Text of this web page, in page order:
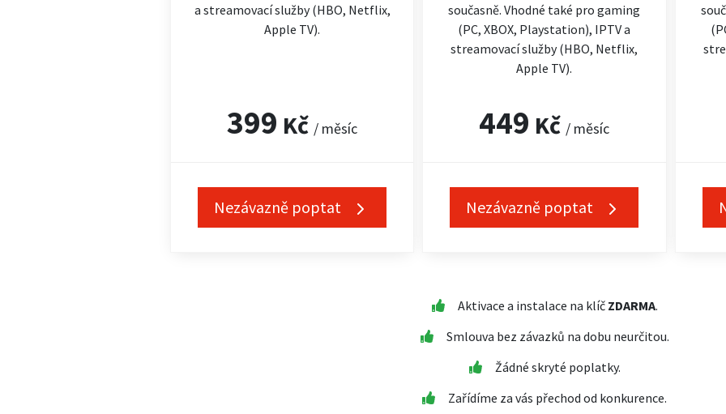
a streamovací služby (HBO, Netflix,
Apple TV).
399 Kč / měsíc
Nezávazně poptat
současně. Vhodné také pro gaming
(PC, XBOX, Playstation), IPTV a
streamovací služby (HBO, Netflix,
Apple TV).
449 Kč / měsíc
Nezávazně poptat
Aktivace a instalace na klíč ZDARMA.
Smlouva bez závazků na dobu neurčitou.
Žádné skryté poplatky.
Zařídíme za vás přechod od konkurence.